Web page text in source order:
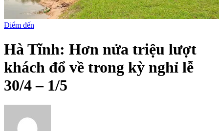
Điểm đến
Hà Tĩnh: Hơn nửa triệu lượt
khách đổ về trong kỳ nghỉ lễ
30/4 – 1/5